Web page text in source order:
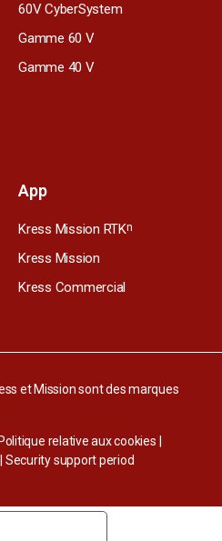
60V CyberSystem
Gamme 60 V
Gamme 40 V
App
Kress Mission RTKn
Kress Mission
Kress Commercial
et Mission sont des marques
Politique relative aux cookies
Security support period